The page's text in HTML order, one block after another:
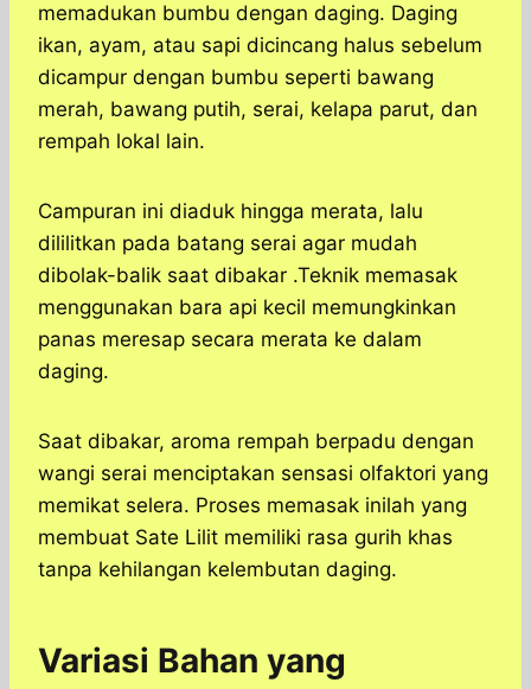
memadukan bumbu dengan daging. Daging
ikan, ayam, atau sapi dicincang halus sebelum
dicampur dengan bumbu seperti bawang
merah, bawang putih, serai, kelapa parut, dan
rempah lokal lain.
Campuran ini diaduk hingga merata, lalu
dililitkan pada batang serai agar mudah
dibolak-balik saat dibakar .Teknik memasak
menggunakan bara api kecil memungkinkan
panas meresap secara merata ke dalam
daging.
Saat dibakar, aroma rempah berpadu dengan
wangi serai menciptakan sensasi olfaktori yang
memikat selera. Proses memasak inilah yang
membuat Sate Lilit memiliki rasa gurih khas
tanpa kehilangan kelembutan daging.
Variasi Bahan yang